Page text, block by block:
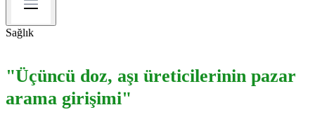
Sağlık
"Üçüncü doz, aşı üreticilerinin pazar
arama girişimi"